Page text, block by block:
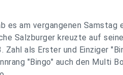
es am vergangenen Samstag
Salzburger kreuzte auf
als Erster und Einziger
"Bingo" auch den Multi